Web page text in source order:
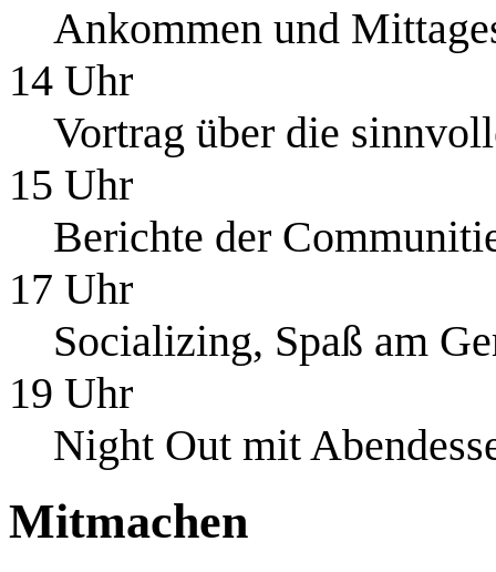
Ankommen und
14 Uhr
Vortrag über die
15 Uhr
Berichte der
17 Uhr
Socializing, Spaß am
19 Uhr
Night Out mit
Mitmachen